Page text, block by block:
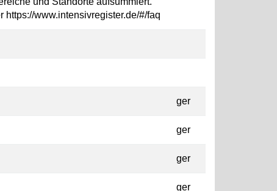
www.intensivregister.de/#/faq
ger
ger
ger
ger